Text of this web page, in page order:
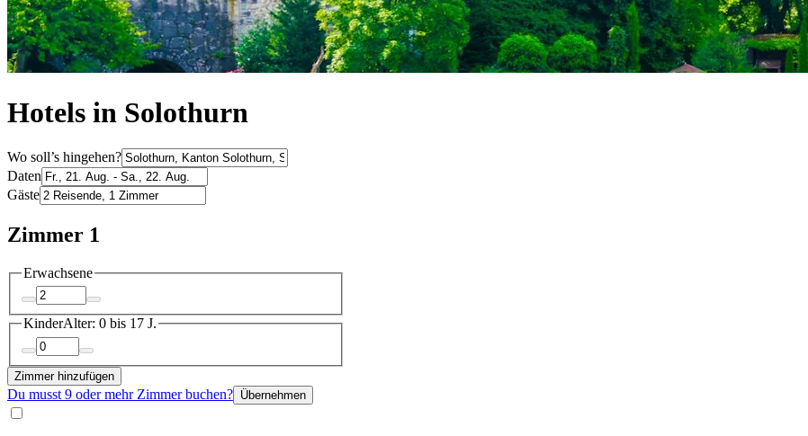
Hotels in Solothurn
Wo soll’s hingehen?
Daten
Gäste
Zimmer 1
Erwachsene
KinderAlter: 0 bis 17 J.
Zimmer hinzufügen
Du musst 9 oder mehr Zimmer buchen? Übernehmen